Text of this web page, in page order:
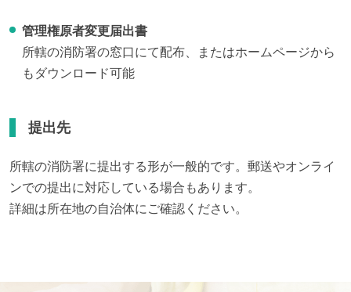
管理権原者変更届出書
所轄の消防署の窓口にて配布、またはホームページから
もダウンロード可能
提出先
所轄の消防署に提出する形が一般的です。郵送やオンライ
ンでの提出に対応している場合もあります。
詳細は所在地の自治体にご確認ください。